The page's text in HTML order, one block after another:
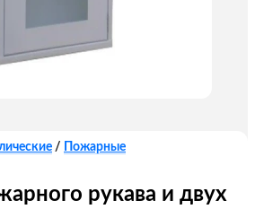
/ Пожарные
рукава и двух